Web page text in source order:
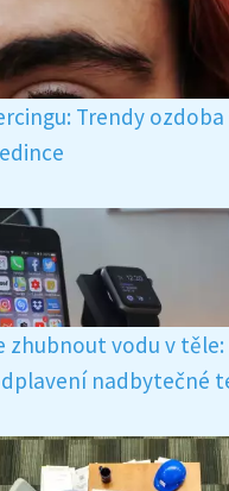
Trendy
zhubnout vodu v těle:
nadbytečné